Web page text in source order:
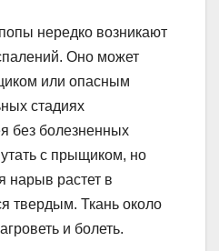
нередко возникают
Оно может
или опасным
стадиях
без болезненных
с прыщиком, но
нарыв растет в
твердым. Ткань около
и болеть.